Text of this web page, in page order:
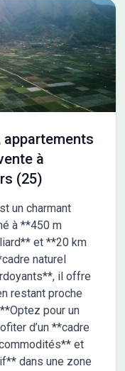
appartements
à
(25)
un charmant
à **450 m
et **20 km
naturel
il offre
restant proche
pour un
d’un **cadre
et
dans une zone